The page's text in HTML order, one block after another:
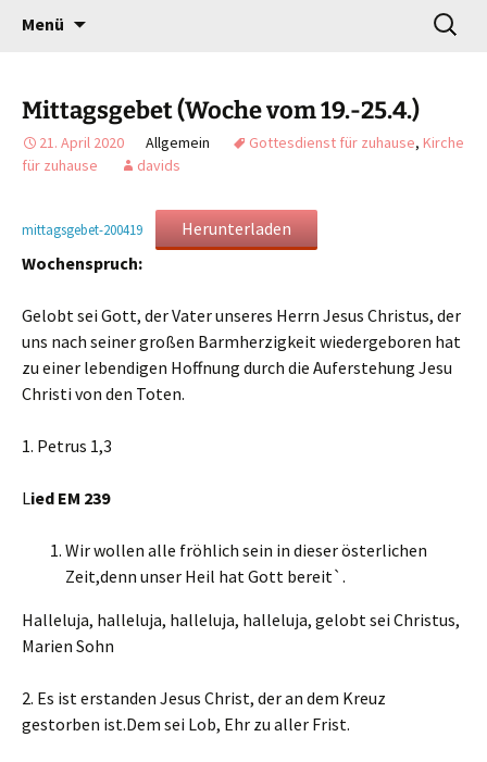
Willkommen!
Gottesdienst verändert
Menü
Suchen
nach:
Mittagsgebet (Woche vom 19.-25.4.)
21. April 2020 Allgemein Gottesdienst für zuhause, Kirche
für zuhause
davids
mittagsgebet-200419
Herunterladen
Wochenspruch:
Gelobt sei Gott, der Vater unseres Herrn Jesus Christus, der
uns nach seiner großen Barmherzigkeit wiedergeboren hat
zu einer lebendigen Hoffnung durch die Auferstehung Jesu
Christi von den Toten.
1. Petrus 1,3
Lied EM 239
Wir wollen alle fröhlich sein in dieser österlichen
Zeit,denn unser Heil hat Gott bereit`.
Halleluja, halleluja, halleluja, halleluja, gelobt sei Christus,
Marien Sohn
2. Es ist erstanden Jesus Christ, der an dem Kreuz
gestorben ist.Dem sei Lob, Ehr zu aller Frist.